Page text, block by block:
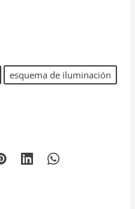
esquema de iluminación